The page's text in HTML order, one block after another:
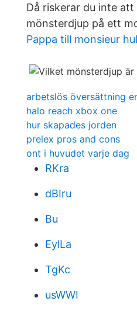
Då riskerar du inte
mönsterdjup på ett
Pappa till monsieur
arbetslös översättning
halo reach xbox one
hur skapades jorden
prelex pros and cons
ont i huvudet varje dag
RKra
dBIru
Bu
EylLa
TgKc
usWWI